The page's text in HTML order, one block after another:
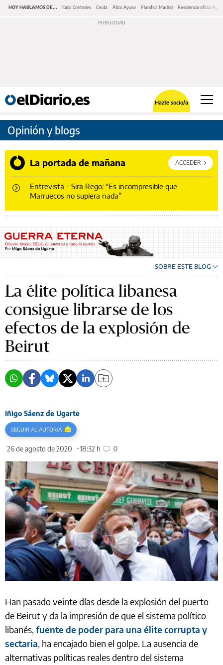
HOY HABLAMOS DE... Italia Controles Ceuta Ático Ayuso Planifica Madrid Residencia oficial
Hazte socio/a
Opinión y blogs
La portada de mañana ACCEDER
Entrevista - Sira Rego: “Es incompresible que
Marruecos no supiera nada”
SOBRE ESTE BLOG
La élite política libanesa
consigue librarse de los
efectos de la explosión de
Beirut
Iñigo Sáenz de Ugarte
26 de agosto de 2020 18:32 h 0
SEGUIR AL AUTOR/A
Han pasado veinte días desde la explosión del puerto
de Beirut y da la impresión de que el sistema político
libanés, fuente de poder para una élite corrupta y
sectaria, ha encajado bien el golpe. La ausencia de
alternativas políticas reales dentro del sistema